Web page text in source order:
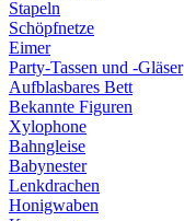
Stapeln
Schöpfnetze
Eimer
Party-Tassen und -Gläser
Aufblasbares Bett
Bekannte Figuren
Xylophone
Bahngleise
Babynester
Lenkdrachen
Honigwaben